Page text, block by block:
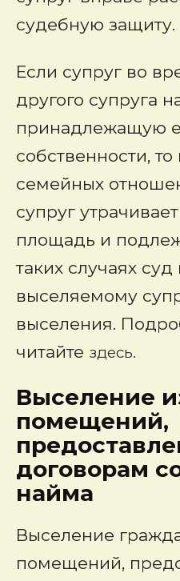
судебную защиту.
Если супруг во
другого супруга
принадлежащую
собственности,
семейных
супруг
площадь и
таких случаях
выселяемому
выселения.
читайте здесь.
Выселение
помещений,
договорам
найма
Выселение
помещений,